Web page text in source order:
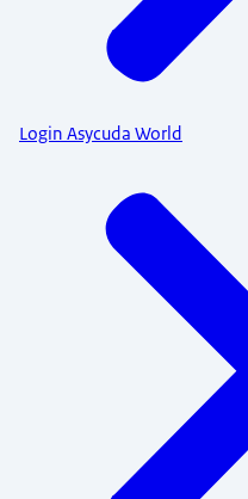
Login Asycuda World